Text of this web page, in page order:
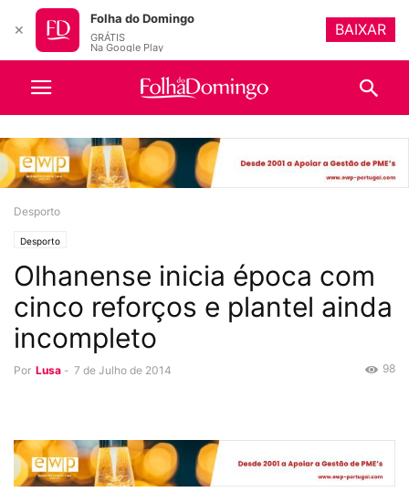
Desporto
Desporto
Olhanense inicia época com
cinco reforços e plantel ainda
incompleto
Por Lusa - 7 de Julho de 2014 98
✕
Folha do Domingo
GRÁTIS
Na Google Play
BAIXAR